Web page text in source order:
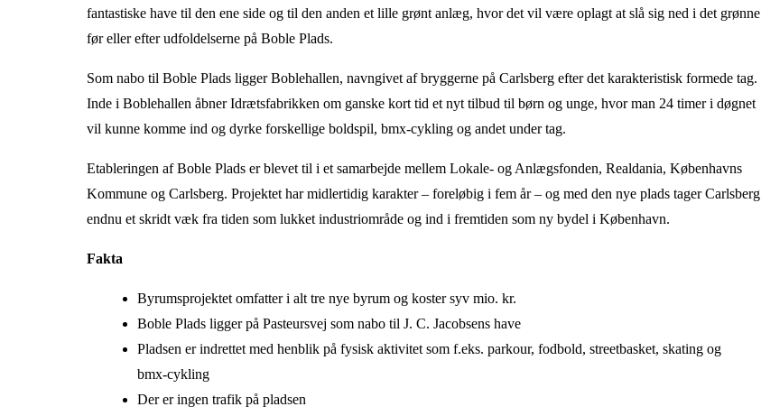
fantastiske have til den ene side og til den anden et lille grønt anlæg, hvor det vil være oplagt at slå sig ned i det grønne
før eller efter udfoldelserne på Boble Plads.
Som nabo til Boble Plads ligger Boblehallen, navngivet af bryggerne på Carlsberg efter det karakteristisk formede tag.
Inde i Boblehallen åbner Idrætsfabrikken om ganske kort tid et nyt tilbud til børn og unge, hvor man 24 timer i døgnet
vil kunne komme ind og dyrke forskellige boldspil, bmx-cykling og andet under tag.
Etableringen af Boble Plads er blevet til i et samarbejde mellem Lokale- og Anlægsfonden, Realdania, Københavns
Kommune og Carlsberg. Projektet har midlertidig karakter – foreløbig i fem år – og med den nye plads tager Carlsberg
endnu et skridt væk fra tiden som lukket industriområde og ind i fremtiden som ny bydel i København.
Fakta
Byrumsprojektet omfatter i alt tre nye byrum og koster syv mio. kr.
Boble Plads ligger på Pasteursvej som nabo til J. C. Jacobsens have
Pladsen er indrettet med henblik på fysisk aktivitet som f.eks. parkour, fodbold, streetbasket, skating og
bmx-cykling
Der er ingen trafik på pladsen